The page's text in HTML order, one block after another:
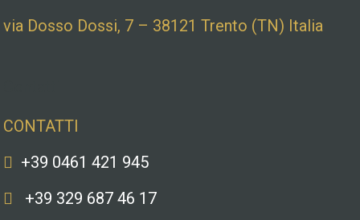
via Dosso Dossi, 7 – 38121 Trento (TN) Italia
CONTATTI
+39 0461 421 945
+39 329 687 46 17